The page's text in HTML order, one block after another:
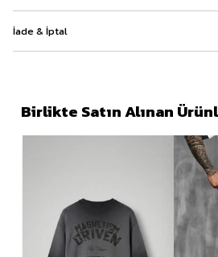
İade & İptal
Birlikte Satın Alınan